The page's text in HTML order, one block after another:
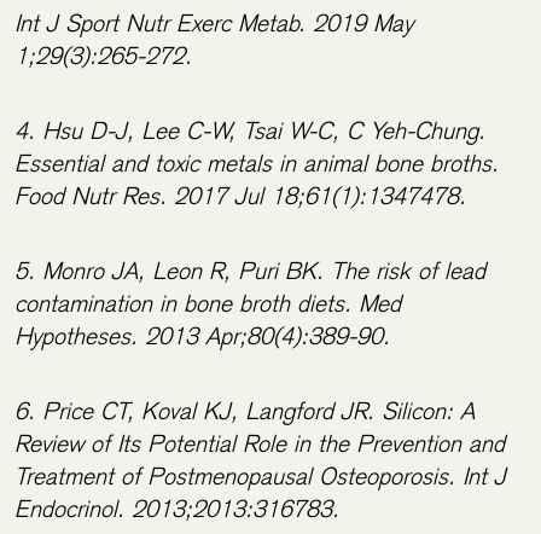
Int J Sport Nutr Exerc Metab. 2019 May
1;29(3):265-272.
4. Hsu D-J, Lee C-W, Tsai W-C, C Yeh-Chung.
Essential and toxic metals in animal bone broths.
Food Nutr Res. 2017 Jul 18;61(1):1347478.
5. Monro JA, Leon R, Puri BK. The risk of lead
contamination in bone broth diets. Med
Hypotheses. 2013 Apr;80(4):389-90.
6. Price CT, Koval KJ, Langford JR. Silicon: A
Review of Its Potential Role in the Prevention and
Treatment of Postmenopausal Osteoporosis. Int J
Endocrinol. 2013;2013:316783.